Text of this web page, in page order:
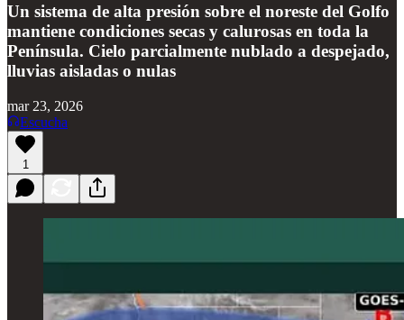
Un sistema de alta presión sobre el noreste del Golfo
mantiene condiciones secas y calurosas en toda la
Península. Cielo parcialmente nublado a despejado,
lluvias aisladas o nulas
mar 23, 2026
Escucha
1